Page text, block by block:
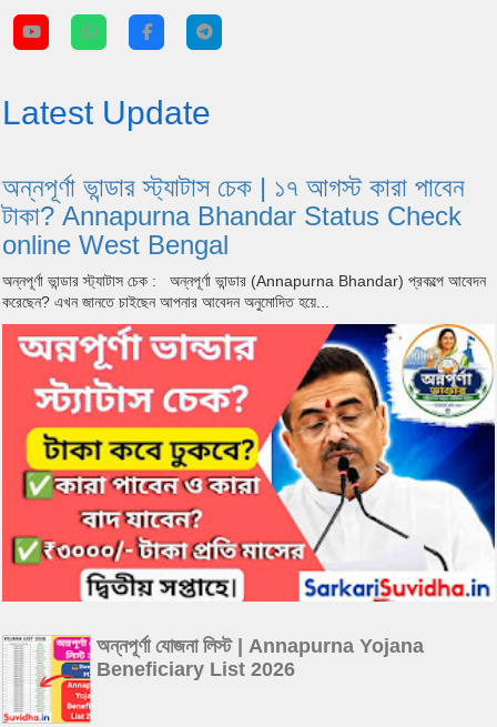
Latest Update
অন্নপূর্ণা ভান্ডার স্ট্যাটাস চেক | ১৭ আগস্ট কারা পাবেন
টাকা? Annapurna Bhandar Status Check
online West Bengal
অন্নপূর্ণা ভান্ডার স্ট্যাটাস চেক : অন্নপূর্ণা ভান্ডার (Annapurna Bhandar) প্রকল্পে আবেদন
করেছেন? এখন জানতে চাইছেন আপনার আবেদন অনুমোদিত হয়ে...
অন্নপূর্ণা যোজনা লিস্ট | Annapurna Yojana
Beneficiary List 2026